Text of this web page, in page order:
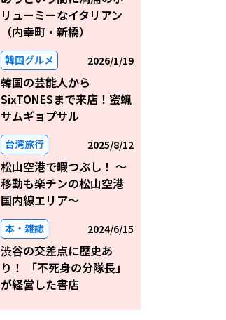
リューミーなイタリアン
（内幸町・新橋）
韓国グルメ 2026/1/19
韓国の芸能人から
SixTONESまで来店！蜜蝋
サムギョプサル
台湾旅行 2025/8/12
松山空港で暇つぶし！ 〜
移動も楽チンの松山空港
国内線エリア～
本・雑誌 2024/6/15
渋谷の交差点に歴史あ
り！ 「不死身の分隊長」
が経営した書店